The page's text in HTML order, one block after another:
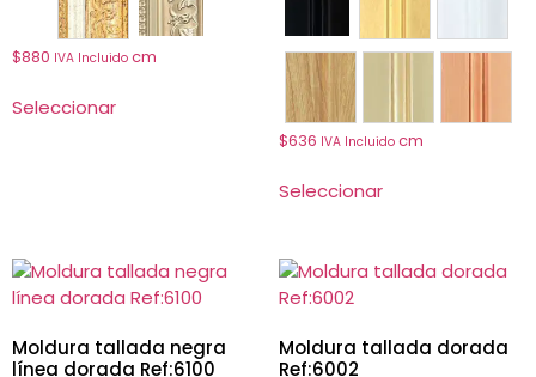
6302 6333
$880 IVA Incluido cm
Seleccionar 6207
$636 IVA Incluidocm
Seleccionar
Moldura tallada negra
línea dorada Ref:6100
Moldura tallada dorada
Ref:6002